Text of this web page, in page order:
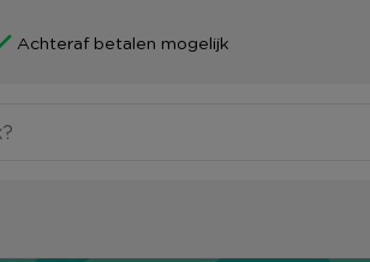
Achteraf betalen mogelijk